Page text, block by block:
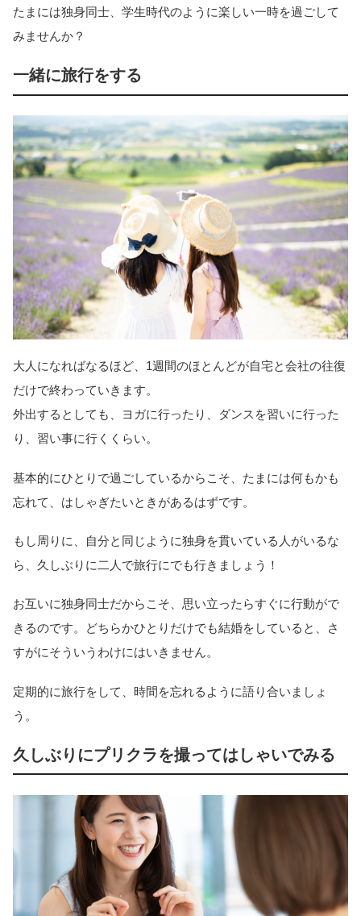
たまには独身同士、学生時代のように楽しい一時を過ごして
みませんか？
一緒に旅行をする
大人になればなるほど、1週間のほとんどが自宅と会社の往復
だけで終わっていきます。
外出するとしても、ヨガに行ったり、ダンスを習いに行った
り、習い事に行くくらい。
基本的にひとりで過ごしているからこそ、たまには何もかも
忘れて、はしゃぎたいときがあるはずです。
もし周りに、自分と同じように独身を貫いている人がいるな
ら、久しぶりに二人で旅行にでも行きましょう！
お互いに独身同士だからこそ、思い立ったらすぐに行動がで
きるのです。どちらかひとりだけでも結婚をしていると、さ
すがにそういうわけにはいきません。
定期的に旅行をして、時間を忘れるように語り合いましょ
う。
久しぶりにプリクラを撮ってはしゃいでみる